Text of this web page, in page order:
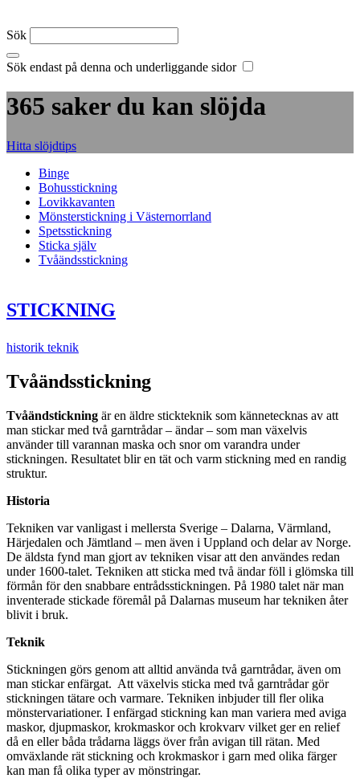
Sök
Sök endast på denna och underliggande sidor
365 saker du kan slöjda
Hitta slöjdtips
Binge
Bohusstickning
Lovikkavanten
Mönsterstickning i Västernorrland
Spetsstickning
Sticka själv
Tvåändsstickning
STICKNING
historik teknik
Tvåändsstickning
Tvåändstickning är en äldre stickteknik som kännetecknas av att
man stickar med två garntrådar – ändar – som man växelvis
använder till varannan maska och snor om varandra under
stickningen. Resultatet blir en tät och varm stickning med en randig
struktur.
Historia
Tekniken var vanligast i mellersta Sverige – Dalarna, Värmland,
Härjedalen och Jämtland – men även i Uppland och delar av Norge.
De äldsta fynd man gjort av tekniken visar att den användes redan
under 1600-talet. Tekniken att sticka med två ändar föll i glömska till
förmån för den snabbare entrådsstickningen. På 1980 talet när man
inventerade stickade föremål på Dalarnas museum har tekniken åter
blivit i bruk.
Teknik
Stickningen görs genom att alltid använda två garntrådar, även om
man stickar enfärgat. Att växelvis sticka med två garntrådar gör
stickningen tätare och varmare. Tekniken inbjuder till fler olika
mönstervariationer. I enfärgad stickning kan man variera med aviga
maskor, djupmaskor, krokmaskor och krokvarv vilket ger en relief
då en eller båda trådarna läggs över från avigan till rätan. Med
omväxlande rät stickning och krokmaskor i garn med olika färger
kan man få olika typer av mönstringar.